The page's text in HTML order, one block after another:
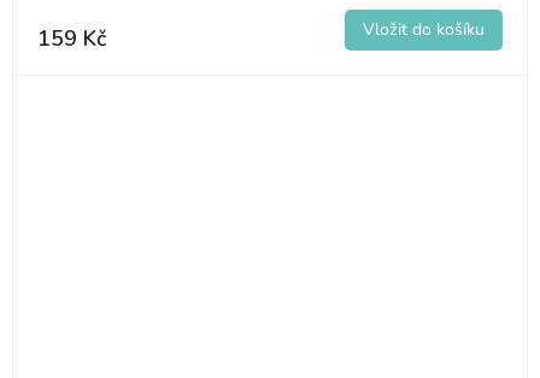
159 Kč